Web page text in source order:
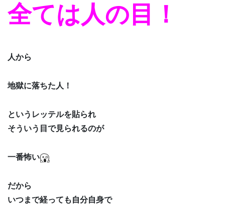
全ては人の目！
人から
地獄に落ちた人！
というレッテルを貼られ
そういう目で見られるのが
一番怖い
だから
いつまで経っても自分自身で